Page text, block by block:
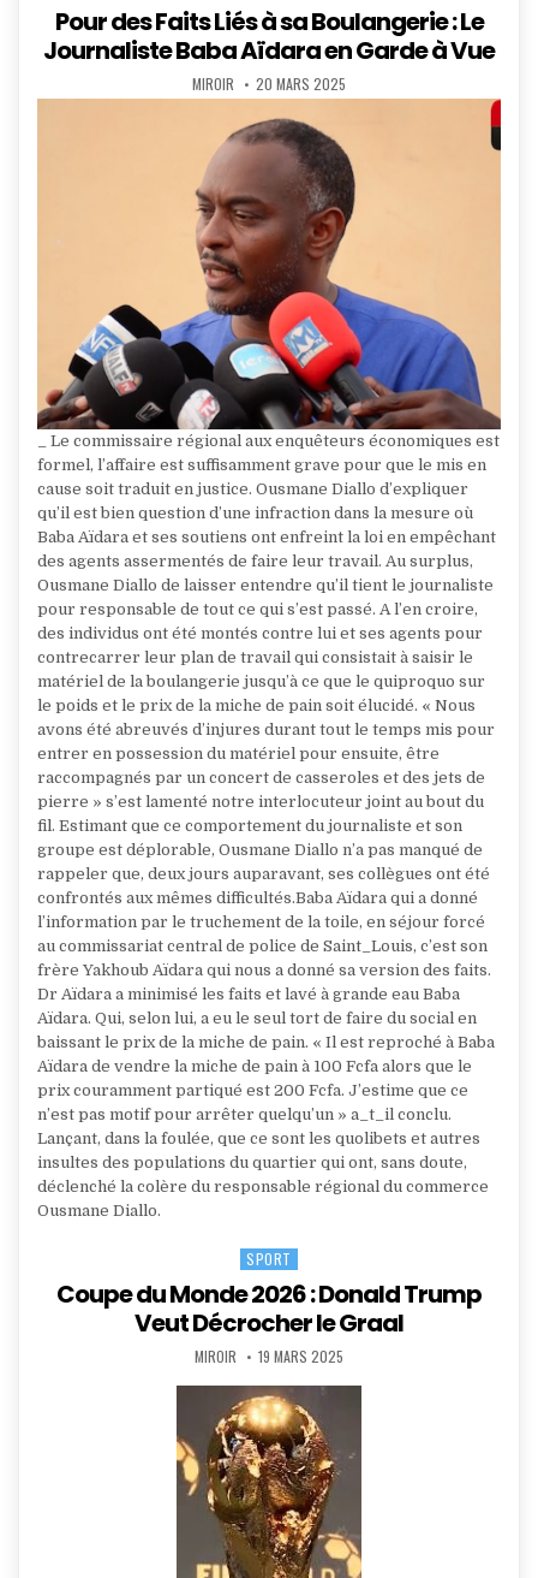
in
Pour des Faits Liés à sa Boulangerie : Le
Journaliste Baba Aïdara en Garde à Vue
AUTHOR:
MIROIR PUBLISHED
DATE:
20 MARS 2025
_ Le commissaire régional aux enquêteurs économiques est
formel, l’affaire est suffisamment grave pour que le mis en
cause soit traduit en justice. Ousmane Diallo d’expliquer
qu’il est bien question d’une infraction dans la mesure où
Baba Aïdara et ses soutiens ont enfreint la loi en empêchant
des agents assermentés de faire leur travail. Au surplus,
Ousmane Diallo de laisser entendre qu’il tient le journaliste
pour responsable de tout ce qui s’est passé. A l’en croire,
des individus ont été montés contre lui et ses agents pour
contrecarrer leur plan de travail qui consistait à saisir le
matériel de la boulangerie jusqu’à ce que le quiproquo sur
le poids et le prix de la miche de pain soit élucidé. « Nous
avons été abreuvés d’injures durant tout le temps mis pour
entrer en possession du matériel pour ensuite, être
raccompagnés par un concert de casseroles et des jets de
pierre » s’est lamenté notre interlocuteur joint au bout du
fil. Estimant que ce comportement du journaliste et son
groupe est déplorable, Ousmane Diallo n’a pas manqué de
rappeler que, deux jours auparavant, ses collègues ont été
confrontés aux mêmes difficultés.Baba Aïdara qui a donné
l’information par le truchement de la toile, en séjour forcé
au commissariat central de police de Saint_Louis, c’est son
frère Yakhoub Aïdara qui nous a donné sa version des faits.
Dr Aïdara a minimisé les faits et lavé à grande eau Baba
Aïdara. Qui, selon lui, a eu le seul tort de faire du social en
baissant le prix de la miche de pain. « Il est reproché à Baba
Aïdara de vendre la miche de pain à 100 Fcfa alors que le
prix couramment partiqué est 200 Fcfa. J’estime que ce
n’est pas motif pour arrêter quelqu’un » a_t_il conclu.
Lançant, dans la foulée, que ce sont les quolibets et autres
insultes des populations du quartier qui ont, sans doute,
déclenché la colère du responsable régional du commerce
Ousmane Diallo.
Posted
in
SPORT
Coupe du Monde 2026 : Donald Trump
Veut Décrocher le Graal
AUTHOR:
MIROIR PUBLISHED
DATE:
19 MARS 2025